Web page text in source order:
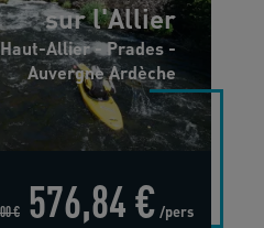
sur l'Allier
Allier - Prades -
Auvergne Ardèche
€ 576,84 € /pers